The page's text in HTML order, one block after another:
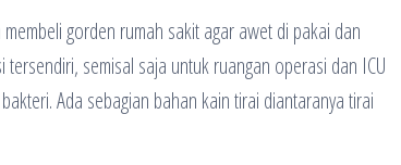
gorden rumah sakit agar awet di pakai dan
semisal saja untuk ruangan operasi dan ICU
Ada sebagian bahan kain tirai diantaranya tirai